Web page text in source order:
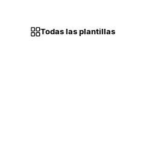
Todas las plantillas